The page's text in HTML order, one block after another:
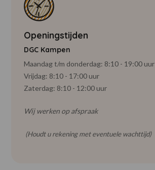
Openingstijden
DGC Kampen
Maandag t/m donderdag: 8:10 - 19:00 uur
Vrijdag: 8:10 - 17:00 uur
Zaterdag: 8:10 - 12:00 uur
Wij werken op afspraak
(Houdt u rekening met eventuele wachttijd)